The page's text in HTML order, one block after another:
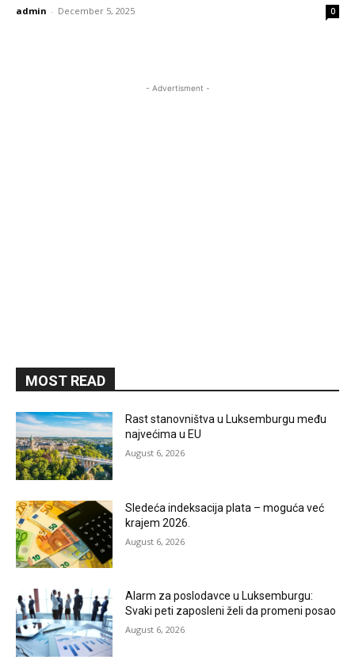
admin - December 5, 2025 0
- Advertisment -
MOST READ
Rast stanovništva u Luksemburgu među
najvećima u EU
August 6, 2026
Sledeća indeksacija plata – moguća već
krajem 2026.
August 6, 2026
Alarm za poslodavce u Luksemburgu:
Svaki peti zaposleni želi da promeni posao
August 6, 2026